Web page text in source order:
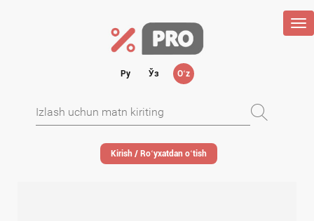
Ру Ўз Oʻz
Kirish / Roʻyхatdan oʻtish